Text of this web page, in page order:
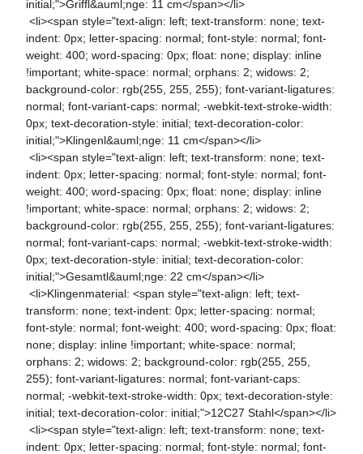
initial;">Griffl&auml;nge: 11 cm</span></li>
<li><span style="text-align: left; text-transform: none; text-
indent: 0px; letter-spacing: normal; font-style: normal; font-
weight: 400; word-spacing: 0px; float: none; display: inline
!important; white-space: normal; orphans: 2; widows: 2;
background-color: rgb(255, 255, 255); font-variant-ligatures:
normal; font-variant-caps: normal; -webkit-text-stroke-width:
0px; text-decoration-style: initial; text-decoration-color:
initial;">Klingenl&auml;nge: 11 cm</span></li>
<li><span style="text-align: left; text-transform: none; text-
indent: 0px; letter-spacing: normal; font-style: normal; font-
weight: 400; word-spacing: 0px; float: none; display: inline
!important; white-space: normal; orphans: 2; widows: 2;
background-color: rgb(255, 255, 255); font-variant-ligatures:
normal; font-variant-caps: normal; -webkit-text-stroke-width:
0px; text-decoration-style: initial; text-decoration-color:
initial;">Gesamtl&auml;nge: 22 cm</span></li>
<li>Klingenmaterial: <span style="text-align: left; text-
transform: none; text-indent: 0px; letter-spacing: normal;
font-style: normal; font-weight: 400; word-spacing: 0px; float:
none; display: inline !important; white-space: normal;
orphans: 2; widows: 2; background-color: rgb(255, 255,
255); font-variant-ligatures: normal; font-variant-caps:
normal; -webkit-text-stroke-width: 0px; text-decoration-style:
initial; text-decoration-color: initial;">12C27 Stahl</span></li>
<li><span style="text-align: left; text-transform: none; text-
indent: 0px; letter-spacing: normal; font-style: normal; font-